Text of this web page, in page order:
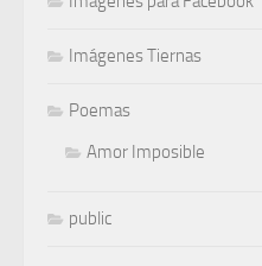
Imágenes Tiernas
Poemas
Amor Imposible
public